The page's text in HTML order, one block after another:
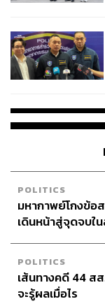
POLITICS
มหากาพย์โกงข้อ
เดินหน้าสู่จุดจบใ
POLITICS
เส้นทางคดี 44 ส
จะรู้ผลเมื่อไร